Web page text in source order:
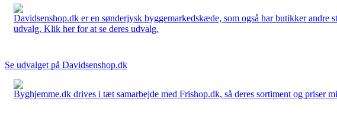
Davidsenshop.dk er en sønderjysk byggemarkedskæde, som også har butikker
udvalg. Klik her for at se deres udvalg.
Se udvalget på Davidsenshop.dk
Byghjemme.dk drives i tæt samarbejde med Frishop.dk, så deres sortiment og priser